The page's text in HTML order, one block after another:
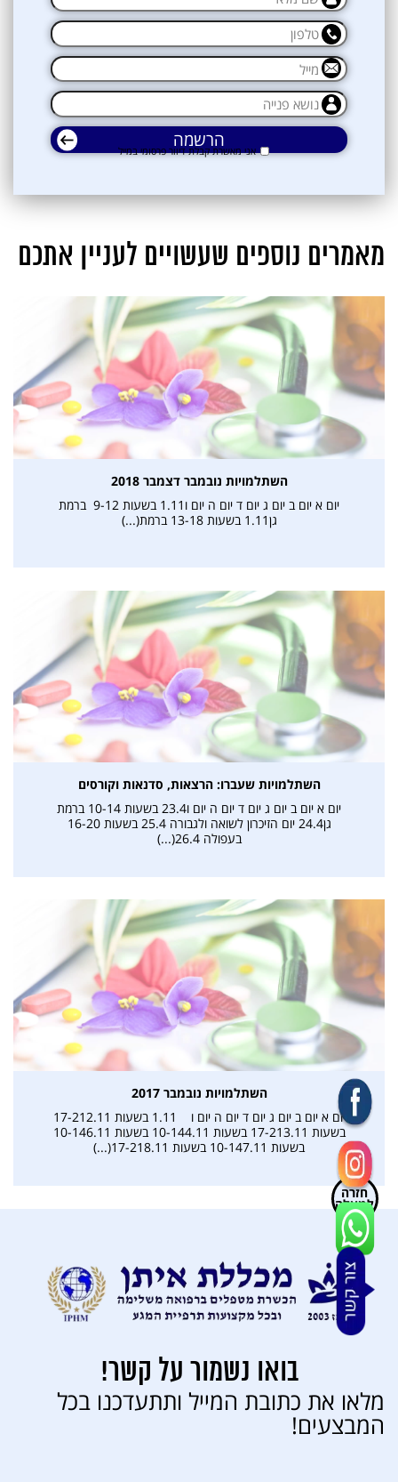
אני מאשרת קבלת דיוור פרסומי במייל
מאמרים נוספים שעשויים לעניין אתכם
השתלמויות נובמבר דצמבר 2018
יום א יום ב יום ג יום ד יום ה יום ו1.11 בשעות 9-12 ברמת
גן1.11 בשעות 13-18 ברמת(...)
השתלמויות שעברו: הרצאות, סדנאות וקורסים
יום א יום ב יום ג יום ד יום ה יום ו23.4 בשעות 10-14 ברמת
גן24.4 יום הזיכרון לשואה ולגבורה 25.4 בשעות 16-20
בעפולה 26.4(...)
השתלמויות נובמבר 2017
יום א יום ב יום ג יום ד יום ה יום ו 1.11 בשעות 17-212.11
בשעות 17-213.11 בשעות 10-144.11 בשעות 10-146.11
בשעות 10-147.11 בשעות 17-218.11(...)
חזרה
למעלה
בואו נשמור על קשר!
מלאו את כתובת המייל ותתעדכנו בכל
המבצעים!